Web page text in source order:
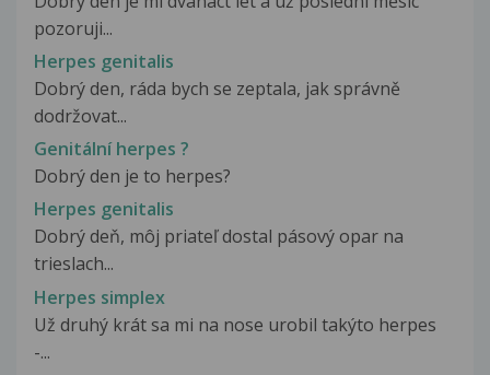
pozoruji...
Herpes genitalis
Dobrý den, ráda bych se zeptala, jak správně
dodržovat...
Genitální herpes ?
Dobrý den je to herpes?
Herpes genitalis
Dobrý deň, môj priateľ dostal pásový opar na
trieslach...
Herpes simplex
Už druhý krát sa mi na nose urobil takýto herpes
-...